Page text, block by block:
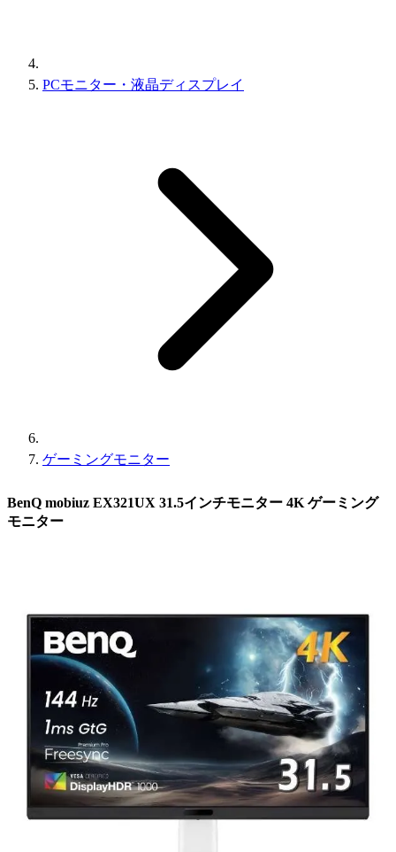
PCモニター・液晶ディスプレイ
ゲーミングモニター
BenQ mobiuz EX321UX 31.5インチモニター 4K ゲーミング
モニター